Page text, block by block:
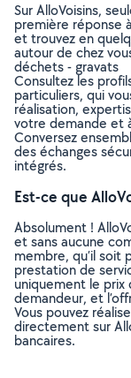
Sur AlloVoisins,
première réponse
et trouvez en
autour de chez
déchets - gravats
Consultez les
particuliers, qui
réalisation,
votre demande et
Conversez
des échanges
intégrés.
Est-ce que
Absolument !
et sans aucune
membre, qu’il soit
prestation de
uniquement le prix
demandeur, et
Vous pouvez
directement sur
bancaires.